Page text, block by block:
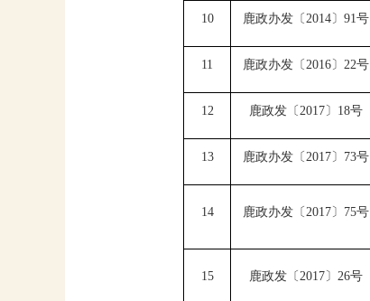
10 鹿政办发〔 2014 〕 91号
11 鹿政办发〔 2016 〕 22号
12 鹿政发〔 2017 〕 18号
13 鹿政办发〔 2017 〕 73号
14 鹿政办发〔 2017 〕 75号
15 鹿政发〔 2017 〕 26号